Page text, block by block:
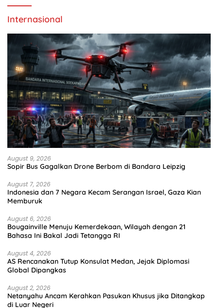
Internasional
August 9, 2026
Sopir Bus Gagalkan Drone Berbom di Bandara Leipzig
August 7, 2026
Indonesia dan 7 Negara Kecam Serangan Israel, Gaza Kian
Memburuk
August 6, 2026
Bougainville Menuju Kemerdekaan, Wilayah dengan 21
Bahasa Ini Bakal Jadi Tetangga RI
August 4, 2026
AS Rencanakan Tutup Konsulat Medan, Jejak Diplomasi
Global Dipangkas
August 2, 2026
Netanyahu Ancam Kerahkan Pasukan Khusus jika Ditangkap
di Luar Negeri